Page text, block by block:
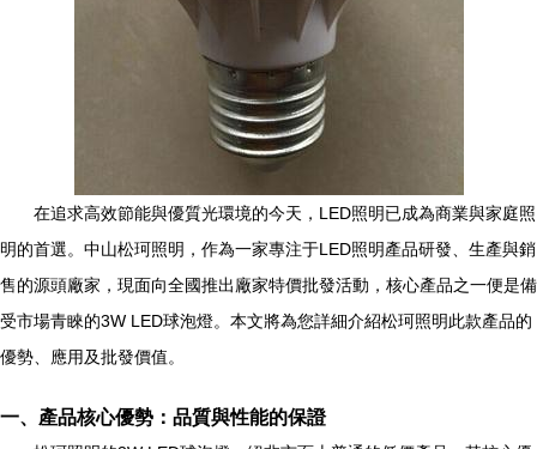
在追求高效節能與優質光環境的今天，LED照明已成為商業與家庭照
明的首選。中山松珂照明，作為一家專注于LED照明產品研發、生產與銷
售的源頭廠家，現面向全國推出廠家特價批發活動，核心產品之一便是備
受市場青睞的3W LED球泡燈。本文將為您詳細介紹松珂照明此款產品的
優勢、應用及批發價值。
一、產品核心優勢：品質與性能的保證